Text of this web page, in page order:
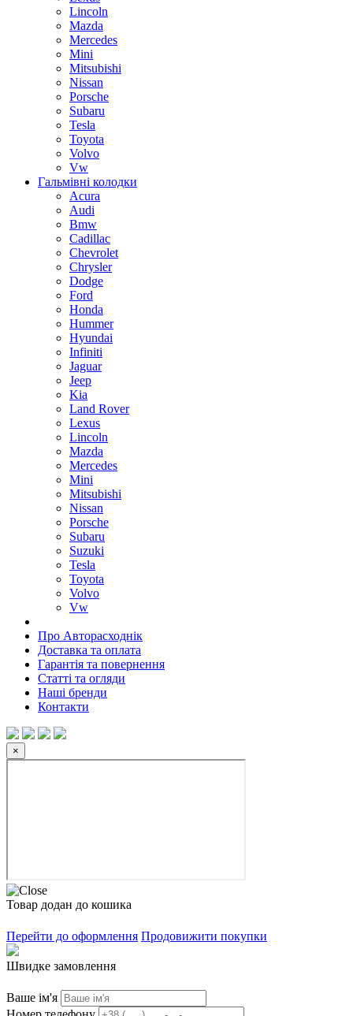
Lincoln
Mazda
Mercedes
Mini
Mitsubishi
Nissan
Porsche
Subaru
Tesla
Toyota
Volvo
Vw
Гальмівні колодки
Acura
Audi
Bmw
Cadillac
Chevrolet
Chrysler
Dodge
Ford
Honda
Hummer
Hyundai
Infiniti
Jaguar
Jeep
Kia
Land Rover
Lexus
Lincoln
Mazda
Mercedes
Mini
Mitsubishi
Nissan
Porsche
Subaru
Suzuki
Tesla
Toyota
Volvo
Vw
Про Авторасходнік
Доставка та оплата
Гарантія та повернення
Статті та огляди
Наші бренди
Контакти
×
Товар додан до кошика
Перейти до оформлення Продовижити покупки
Швидке замовлення
Ваше ім'я